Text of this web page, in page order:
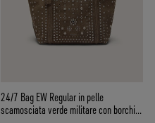
24/7 Bag EW Regular in pelle
scamosciata verde militare con borchie